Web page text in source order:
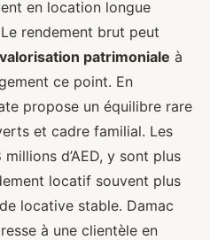
en location longue
rendement brut peut
valorisation patrimoniale à
ce point. En
propose un équilibre rare
et cadre familial. Les
d’AED, y sont plus
locatif souvent plus
locative stable. Damac
à une clientèle en